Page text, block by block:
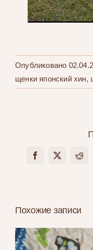
Опубликовано
щенки японский хин,
Facebook
X
Похожие записи